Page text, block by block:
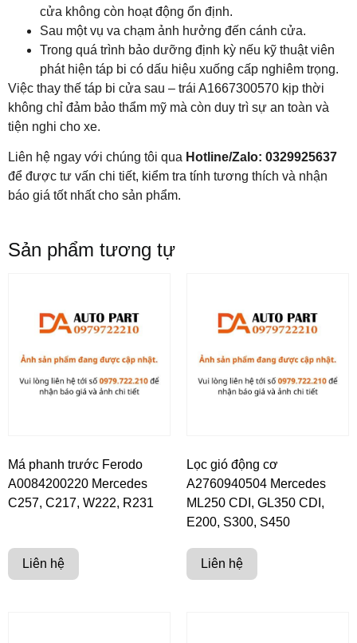
cửa không còn hoạt động ổn định.
Sau một vụ va chạm ảnh hưởng đến cánh cửa.
Trong quá trình bảo dưỡng định kỳ nếu kỹ thuật viên
phát hiện táp bi có dấu hiệu xuống cấp nghiêm trọng.
Việc thay thế táp bi cửa sau – trái A1667300570 kịp thời
không chỉ đảm bảo thẩm mỹ mà còn duy trì sự an toàn và
tiện nghi cho xe.
Liên hệ ngay với chúng tôi qua Hotline/Zalo: 0329925637
để được tư vấn chi tiết, kiểm tra tính tương thích và nhận
báo giá tốt nhất cho sản phẩm.
Sản phẩm tương tự
Má phanh trước Ferodo
A0084200220 Mercedes
C257, C217, W222, R231
Liên hệ
Lọc gió động cơ
A2760940504 Mercedes
ML250 CDI, GL350 CDI,
E200, S300, S450
Liên hệ